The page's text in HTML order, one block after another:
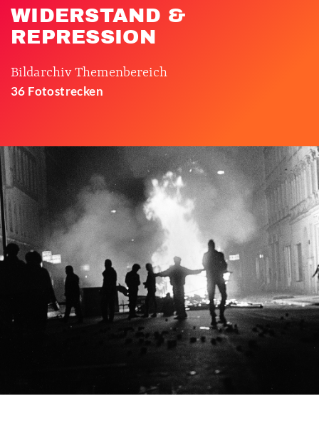
WIDERSTAND &
REPRESSION
Bildarchiv Themenbereich
36 Fotostrecken